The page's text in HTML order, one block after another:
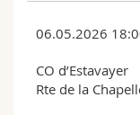
06.05.2026
CO d’Estavayer
Rte de la